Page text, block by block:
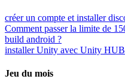
créer un compte et installer
Comment passer la limite de
build android ?
installer Unity avec Unity HUB
Jeu du mois